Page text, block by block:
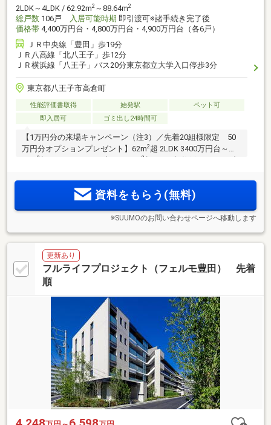
2LDK～4LDK / 62.92m2 ～88.64m2
総戸数 106戸 入居可能時期 即引渡可※諸手続き完了後
価格帯 4,400万円台・4,800万円台・4,900万円台（各6戸）
ＪＲ中央線「豊田」歩19分
ＪＲ八高線「北八王子」歩12分
ＪＲ横浜線「八王子」バス20分東京都立大学入口停歩3分
東京都八王子市高倉町
性能評価書取得 始発駅
ペット可
即入居可
ゴミ出し24時間可
【1万円分の来場キャンペーン（注3）／先着20組様限定 50
万円分オプションプレゼント】62m2 超 2LDK 3400万円台～・
2 超 3LDK 3800万円台～・85m 2 超 4LDK角住戸 5500万円台
内駐車場先着確保。
資料をもらう(無料)
※SUUMOのお問い合わせページへ移動します
更新あり
フルライフプロジェクト（フェルモ豊田） 先着
順